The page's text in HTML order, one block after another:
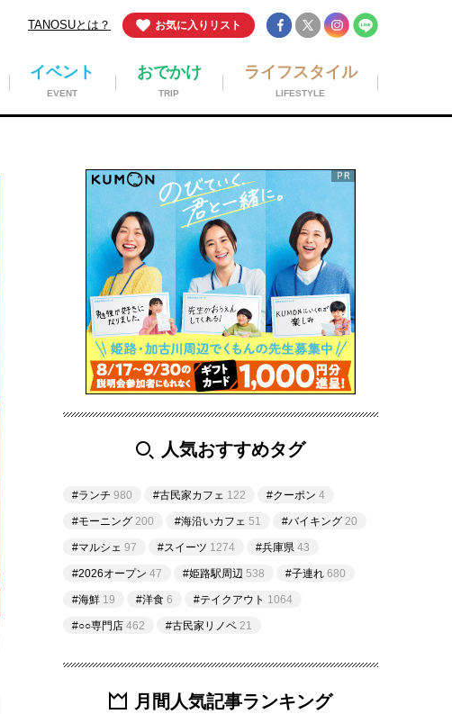
お気に入りリスト
TANOSUとは？
ライフスタイル
LIFESTYLE
おでかけ
TRIP
イベント
EVENT
人気おすすめタグ
#ランチ 980 #古民家カフェ 122 #クーポン 4
#モーニング 200 #海沿いカフェ 51 #バイキング 20
#マルシェ 97 #スイーツ 1274 #兵庫県 43
#2026オープン 47 #姫路駅周辺 538 #子連れ 680
#海鮮 19 #洋食 6 #テイクアウト 1064
#○○専門店 462 #古民家リノベ 21
月間人気記事ランキング